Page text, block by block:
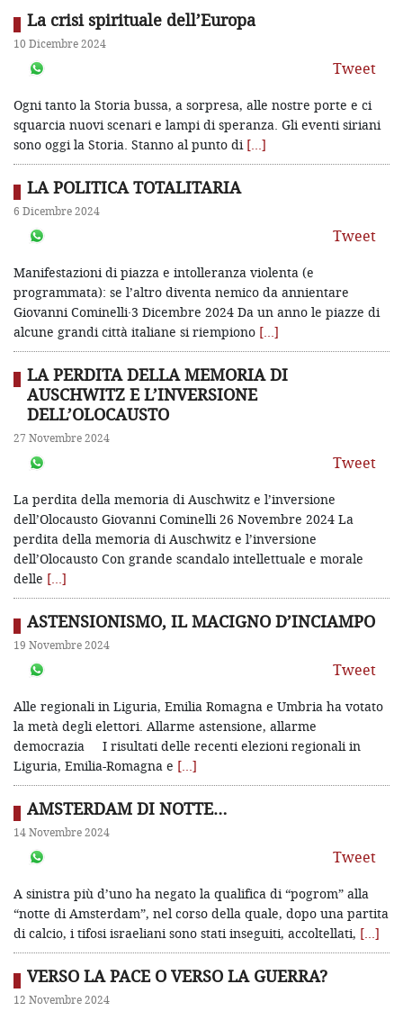
La crisi spirituale dell’Europa
10 Dicembre 2024
Tweet
Ogni tanto la Storia bussa, a sorpresa, alle nostre porte e ci
squarcia nuovi scenari e lampi di speranza. Gli eventi siriani
sono oggi la Storia. Stanno al punto di […]
LA POLITICA TOTALITARIA
6 Dicembre 2024
Tweet
Manifestazioni di piazza e intolleranza violenta (e
programmata): se l’altro diventa nemico da annientare
Giovanni Cominelli·3 Dicembre 2024 Da un anno le piazze di
alcune grandi città italiane si riempiono […]
LA PERDITA DELLA MEMORIA DI
AUSCHWITZ E L’INVERSIONE
DELL’OLOCAUSTO
27 Novembre 2024
Tweet
La perdita della memoria di Auschwitz e l’inversione
dell’Olocausto Giovanni Cominelli 26 Novembre 2024 La
perdita della memoria di Auschwitz e l’inversione
dell’Olocausto Con grande scandalo intellettuale e morale
delle […]
ASTENSIONISMO, IL MACIGNO D’INCIAMPO
19 Novembre 2024
Tweet
Alle regionali in Liguria, Emilia Romagna e Umbria ha votato
la metà degli elettori. Allarme astensione, allarme
democrazia I risultati delle recenti elezioni regionali in
Liguria, Emilia-Romagna e […]
AMSTERDAM DI NOTTE…
14 Novembre 2024
Tweet
A sinistra più d’uno ha negato la qualifica di “pogrom” alla
“notte di Amsterdam”, nel corso della quale, dopo una partita
di calcio, i tifosi israeliani sono stati inseguiti, accoltellati, […]
VERSO LA PACE O VERSO LA GUERRA?
12 Novembre 2024